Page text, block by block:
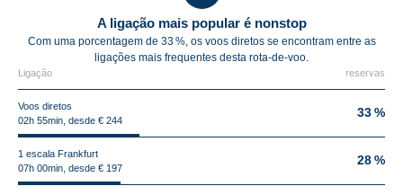
A ligação mais popular é nonstop
Com uma porcentagem de 33 %, os voos diretos se encontram entre as
ligações mais frequentes desta rota-de-voo.
Ligação reservas
Voos diretos
02h 55min, desde € 244
33 %
1 escala Frankfurt
07h 00min, desde € 197
28 %